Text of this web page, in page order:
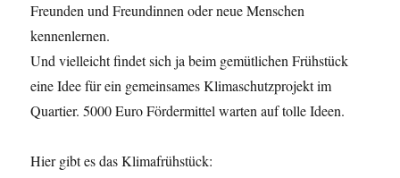
Freunden und Freundinnen oder neue Menschen
kennenlernen.
Und vielleicht findet sich ja beim gemütlichen Frühstück
eine Idee für ein gemeinsames Klimaschutzprojekt im
Quartier. 5000 Euro Fördermittel warten auf tolle Ideen.
Hier gibt es das Klimafrühstück: